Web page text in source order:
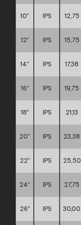
10″ IPS 12,75
12″ IPS 15,75
14″ IPS 17,38
16″ IPS 19,75
18″ IPS 21,13
20″ IPS 23,38
22″ IPS 25,50
24″ IPS 27,75
26″ IPS 30,00